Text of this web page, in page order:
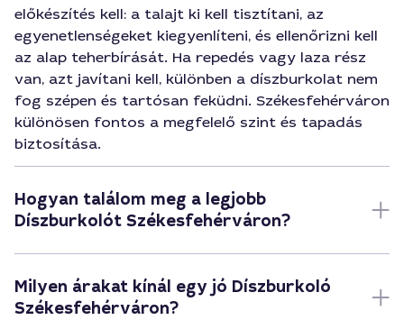
előkészítés kell: a talajt ki kell tisztítani, az
egyenetlenségeket kiegyenlíteni, és ellenőrizni kell
az alap teherbírását. Ha repedés vagy laza rész
van, azt javítani kell, különben a díszburkolat nem
fog szépen és tartósan feküdni. Székesfehérváron
különösen fontos a megfelelő szint és tapadás
biztosítása.
Hogyan találom meg a legjobb
Díszburkolót Székesfehérváron?
Milyen árakat kínál egy jó Díszburkoló
Székesfehérváron?